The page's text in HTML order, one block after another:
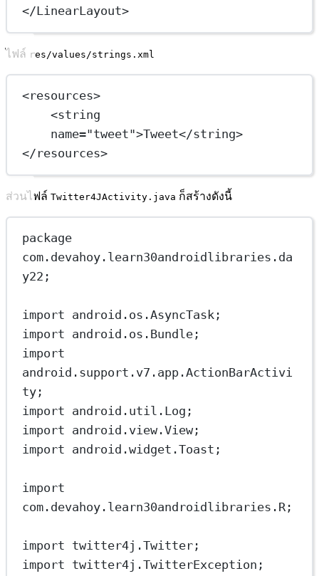
</LinearLayout>
ไฟล์ res/values/strings.xml
<resources>
<string
name="tweet">Tweet</string>
</ resources>
ส่วนไฟล์ Twitter4JActivity.java ก็สร้างดังนี้
package
com.devahoy.learn30androidlibraries.da
y22;
import android.os.AsyncTask;
import android.os.Bundle;
import
android.support.v7.app.ActionBarActivi
ty;
import android.util.Log;
import android.view.View;
import android.widget.Toast;
import
com.devahoy.learn30androidlibraries.R;
import twitter4j.Twitter;
import twitter4j.TwitterException;